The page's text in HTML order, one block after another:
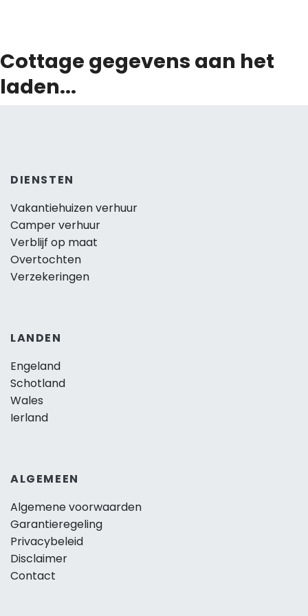
Cottage gegevens aan het
laden...
DIENSTEN
Vakantiehuizen verhuur
Camper verhuur
Verblijf op maat
Overtochten
Verzekeringen
LANDEN
Engeland
Schotland
Wales
Ierland
ALGEMEEN
Algemene voorwaarden
Garantieregeling
Privacybeleid
Disclaimer
Contact